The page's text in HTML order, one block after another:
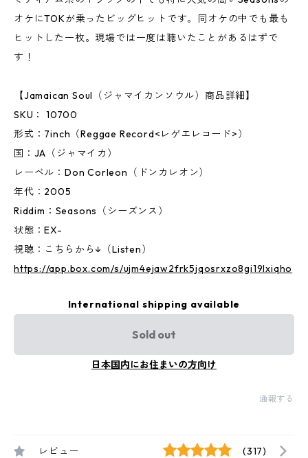
オケにTOKが乗ったビッグヒットです。同オケの中でも最も
ヒットした一枚。現場では一度は聴いたことがあるはずで
す！
【Jamaican Soul（ジャマイカンソウル）商品詳細】
SKU： 10700
形式：7inch（Reggae Record<レゲエレコード>）
国：JA（ジャマイカ）
レーベル：Don Corleon（ドンカレオン）
年代：2005
Riddim：Seasons（シーズンス）
状態：EX-
視聴：こちらから↓（Listen）
https://app.box.com/s/ujm4ejaw2frk5jqosrxzo8gi19lxiqho
International shipping available
Sold out
日本国内にお住まいの方向け
通報する
レビュー (317)